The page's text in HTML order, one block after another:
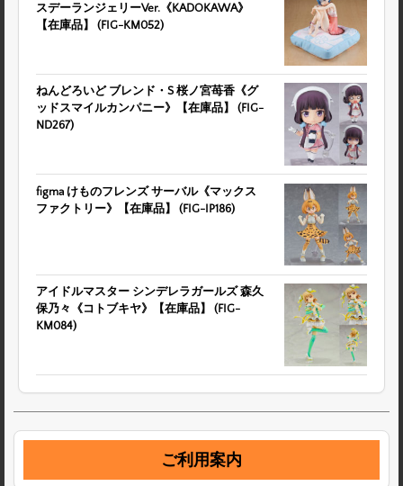
スデーランジェリーVer.《KADOKAWA》
【在庫品】 (FIG-KM052)
ねんどろいど ブレンド・S 桜ノ宮苺香《グ
ッドスマイルカンパニー》【在庫品】 (FIG-
ND267)
figma けものフレンズ サーバル《マックス
ファクトリー》【在庫品】 (FIG-IP186)
アイドルマスター シンデレラガールズ 森久
保乃々《コトブキヤ》【在庫品】 (FIG-
KM084)
ご利用案内